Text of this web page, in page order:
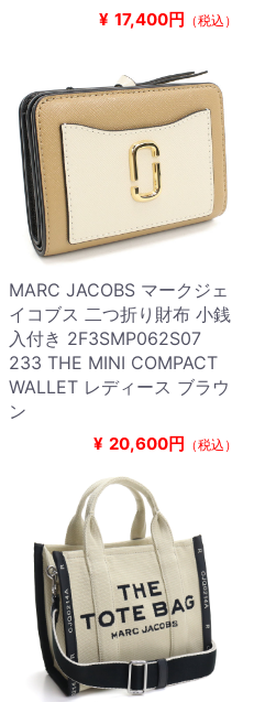
¥ 17,400円 （税込）
MARC JACOBS マークジェ
イコブス 二つ折り財布 小銭
入付き 2F3SMP062S07
233 THE MINI COMPACT
WALLET レディース ブラウ
ン
¥ 20,600円 （税込）